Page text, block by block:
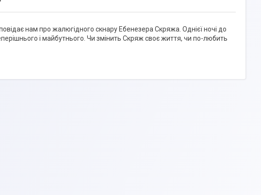
нам про жалюгідного скнару Ебенезера Скряжа. Однієї ночі до
і майбутнього. Чи змінить Скряж своє життя, чи по-любить